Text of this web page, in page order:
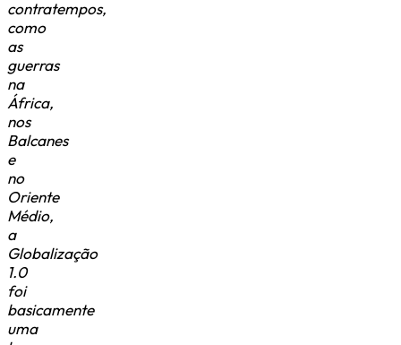
contratempos,
como
as
guerras
na
África,
nos
Balcanes
e
no
Oriente
Médio,
a
Globalização
1.0
foi
basicamente
uma